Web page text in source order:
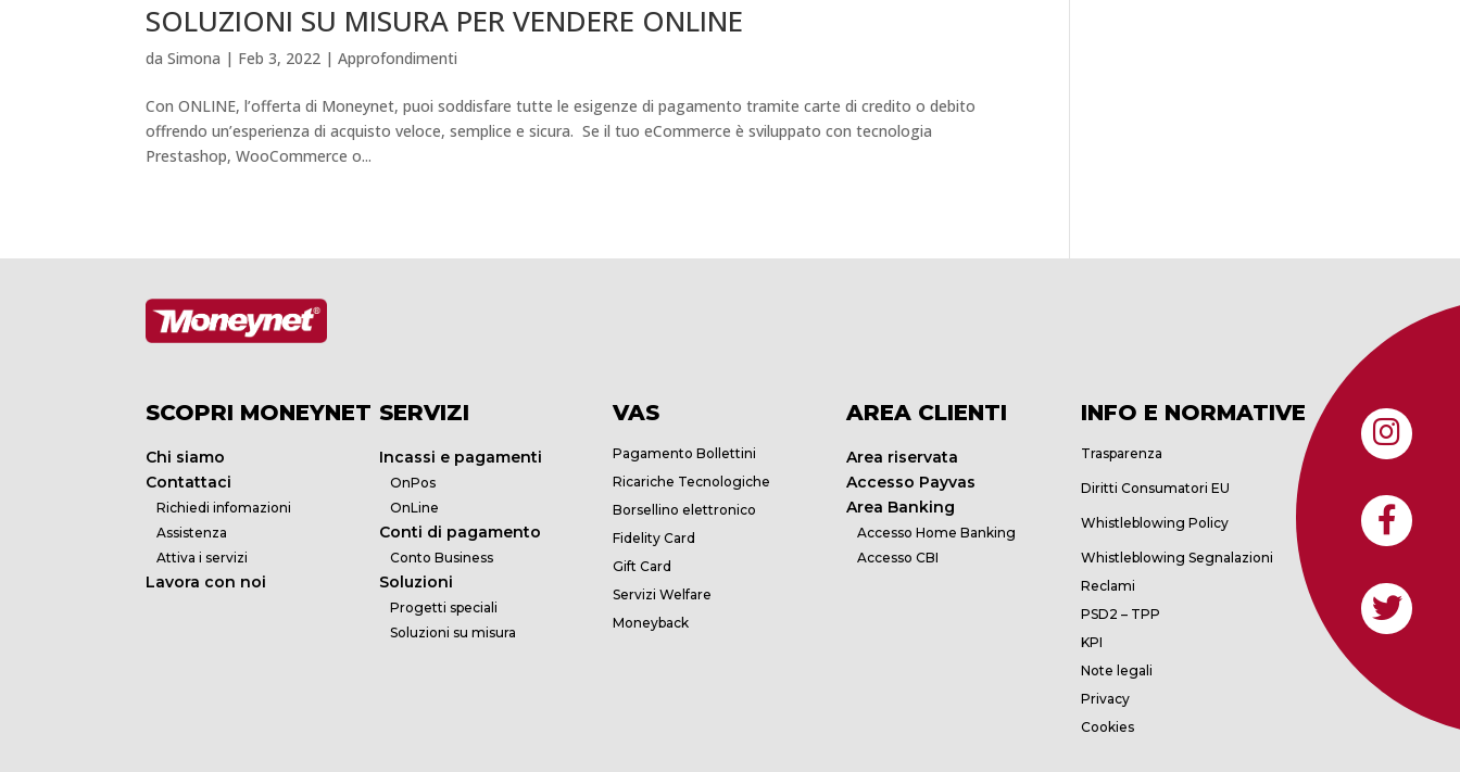
SOLUZIONI SU MISURA PER VENDERE ONLINE
daSimona | Feb 3, 2022 |Approfondimenti
Con ONLINE, l’offerta di Moneynet, puoi soddisfare tutte le esigenze di pagamento tramite carte di credito o debito
offrendo un’esperienza di acquisto veloce, semplice e sicura. Se il tuo eCommerce è sviluppato con tecnologia
Prestashop, WooCommerce o...
SCOPRI MONEYNET
Chi siamo
Contattaci
Richiedi infomazioni
Assistenza
Attiva i servizi
Lavora con noi
SERVIZI
Incassi e pagamenti
OnPos
OnLine
Conti di pagamento
Conto Business
Soluzioni
Progetti speciali
Soluzioni su misura
VAS
Pagamento Bollettini
Ricariche Tecnologiche
Borsellino elettronico
Fidelity Card
Gift Card
Servizi Welfare
Moneyback
AREA CLIENTI
Area riservata
Accesso Payvas
Area Banking
Accesso Home Banking
Accesso CBI
INFO E NORMATIVE
Trasparenza
Diritti Consumatori EU
Whistleblowing Policy
Whistleblowing Segnalazioni
Reclami
PSD2 – TPP
KPI
Note legali
Privacy
Cookies